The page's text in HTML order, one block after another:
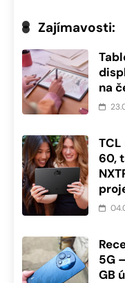
Zajímavosti:
na
60,
5G
GB